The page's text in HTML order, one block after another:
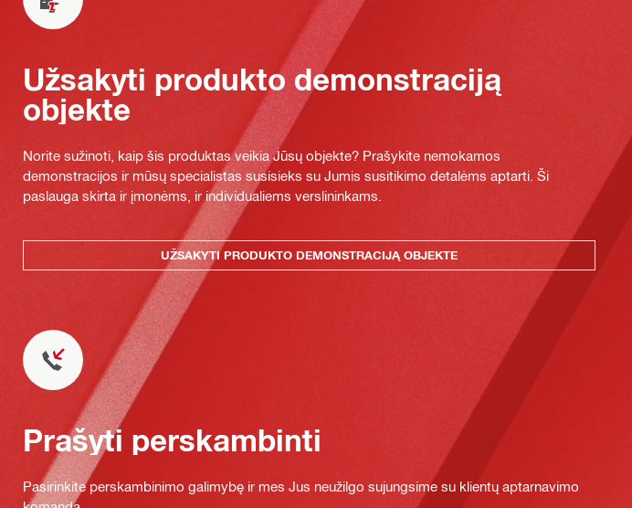
Užsakyti produkto demonstraciją
objekte
Norite sužinoti, kaip šis produktas veikia Jūsų objekte? Prašykite nemokamos
demonstracijos ir mūsų specialistas susisieks su Jumis susitikimo detalėms aptarti. Ši
paslauga skirta ir įmonėms, ir individualiems verslininkams.
UŽSAKYTI PRODUKTO DEMONSTRACIJĄ OBJEKTE
Prašyti perskambinti
Pasirinkite perskambinimo galimybę ir mes Jus neužilgo sujungsime su klientų aptarnavimo